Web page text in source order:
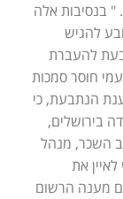
" בנסיבות אלה
להגיש
להעברת
חוסר סמכות
הנתבעת, כי
בירושלים,
השכר, מנהל
את
מענה הרשום